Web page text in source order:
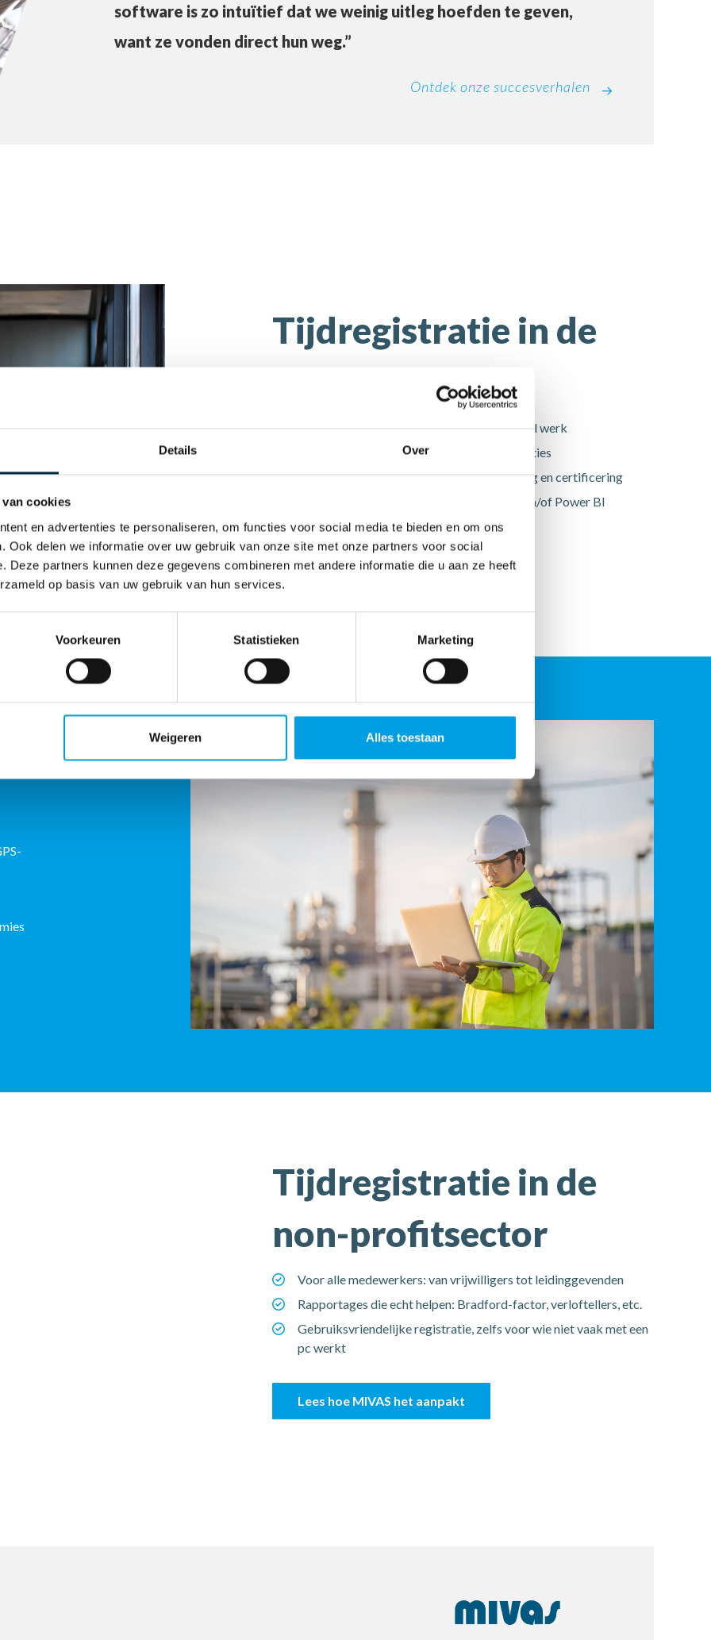
Details Over
van cookies
en advertenties te personaliseren, om functies voor social media te bieden en om ons
Ook delen we informatie over uw gebruik van onze site met onze partners voor social
Deze partners kunnen deze gegevens combineren met andere informatie die u aan ze heeft
op basis van uw gebruik van hun services.
Voorkeuren Statistieken Marketing
Weigeren Alles toestaan
software is zo intuïtief dat we weinig uitleg hoefden te geven,
want ze vonden direct hun weg.”
Ontdek onze succesverhalen
Tijdregistratie in de dienstensector
Tijdregistratie in de
dienstensector
Efficiënte loonadministratie zonder manueel werk
Personeel inplannen op basis van competenties
Eén tool: urenregistratie, personeelsplanning en certificering
Export met jouw bestaande HR-software en/of Power BI
Probeer GPS gratis
Tijdregistratie in de non-profitsector
Tijdregistratie in de
non-profitsector
Voor alle medewerkers: van vrijwilligers tot leidinggevenden
Rapportages die echt helpen: Bradford-factor, verloftellers, etc.
Gebruiksvriendelijke registratie, zelfs voor wie niet vaak met een
pc werkt
Lees hoe MIVAS het aanpakt